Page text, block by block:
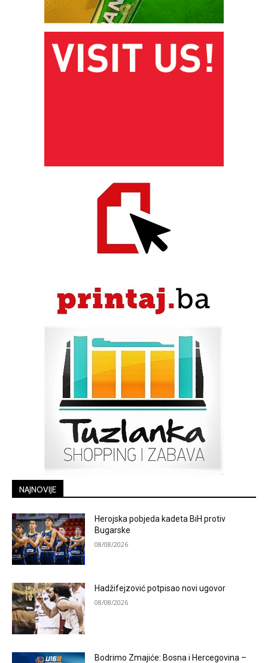
NAJNOVIJE
Herojska pobjeda kadeta BiH protiv
Bugarske
08/08/2026
Hadžifejzović potpisao novi ugovor
08/08/2026
Bodrimo Zmajiće: Bosna i Hercegovina –